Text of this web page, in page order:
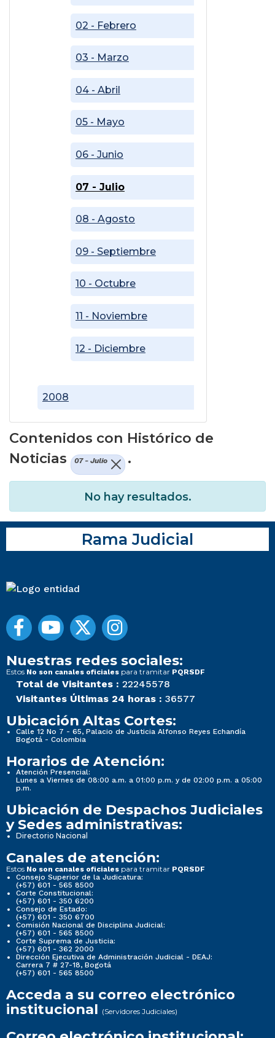
2008
02 - Febrero
03 - Marzo
04 - Abril
05 - Mayo
06 - Junio
07 - Julio
08 - Agosto
09 - Septiembre
10 - Octubre
11 - Noviembre
12 - Diciembre
Contenidos con Histórico de
Noticias
07 - Julio .
No hay resultados.
Rama Judicial
Nuestras redes sociales:
Estos No son canales oficiales para tramitar PQRSDF
Total de Visitantes : 22245578
Visitantes Últimas 24 horas : 36577
Ubicación Altas Cortes:
Calle 12 No 7 - 65, Palacio de Justicia Alfonso Reyes Echandía
Bogotá - Colombia
Horarios de Atención:
Atención Presencial:
Lunes a Viernes de 08:00 a.m. a 01:00 p.m. y de 02:00 p.m. a 05:00
p.m.
Ubicación de Despachos Judiciales
y Sedes administrativas:
Directorio Nacional
Canales de atención:
Estos No son canales oficiales para tramitar PQRSDF
Consejo Superior de la Judicatura:
(+57) 601 - 565 8500
Corte Constitucional:
(+57) 601 - 350 6200
Consejo de Estado:
(+57) 601 - 350 6700
Comisión Nacional de Disciplina Judicial:
(+57) 601 - 565 8500
Corte Suprema de Justicia:
(+57) 601 - 362 2000
Dirección Ejecutiva de Administración Judicial - DEAJ:
Carrera 7 # 27-18, Bogotá
(+57) 601 - 565 8500
Acceda a su correo electrónico
institucional (Servidores Judiciales)